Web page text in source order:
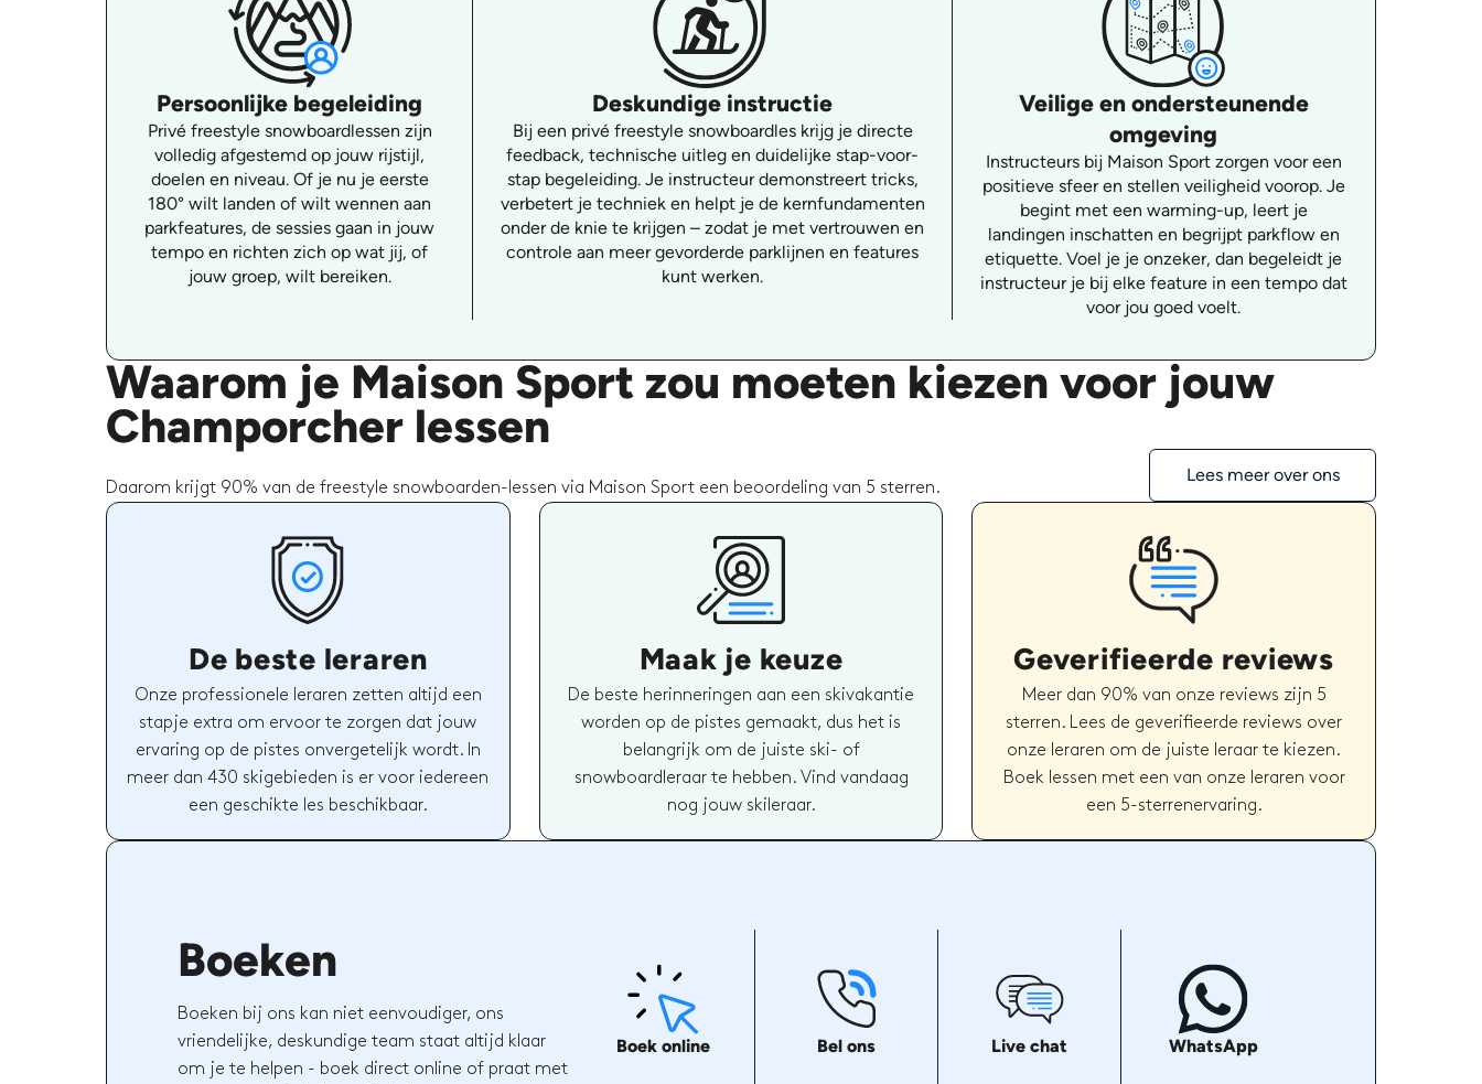
Persoonlijke begeleiding
Privé freestyle snowboardlessen zijn
volledig afgestemd op jouw rijstijl,
doelen en niveau. Of je nu je eerste
180° wilt landen of wilt wennen aan
parkfeatures, de sessies gaan in jouw
tempo en richten zich op wat jij, of
jouw groep, wilt bereiken.
Deskundige instructie
Bij een privé freestyle snowboardles krijg je directe
feedback, technische uitleg en duidelijke stap-voor-
stap begeleiding. Je instructeur demonstreert tricks,
verbetert je techniek en helpt je de kernfundamenten
onder de knie te krijgen – zodat je met vertrouwen en
controle aan meer gevorderde parklijnen en features
kunt werken.
Veilige en ondersteunende
omgeving
Instructeurs bij Maison Sport zorgen voor een
positieve sfeer en stellen veiligheid voorop. Je
begint met een warming-up, leert je
landingen inschatten en begrijpt parkflow en
etiquette. Voel je je onzeker, dan begeleidt je
instructeur je bij elke feature in een tempo dat
voor jou goed voelt.
Waarom je Maison Sport zou moeten kiezen voor jouw
Champorcher lessen
Daarom krijgt 90% van de freestyle snowboarden-lessen via Maison Sport een beoordeling van 5 sterren.
Lees meer over ons
De beste leraren
Onze professionele leraren zetten altijd een
stapje extra om ervoor te zorgen dat jouw
ervaring op de pistes onvergetelijk wordt. In
meer dan 430 skigebieden is er voor iedereen
een geschikte les beschikbaar.
Maak je keuze
De beste herinneringen aan een skivakantie
worden op de pistes gemaakt, dus het is
belangrijk om de juiste ski- of
snowboardleraar te hebben. Vind vandaag
nog jouw skileraar.
Geverifieerde reviews
Meer dan 90% van onze reviews zijn 5
sterren. Lees de geverifieerde reviews over
onze leraren om de juiste leraar te kiezen.
Boek lessen met een van onze leraren voor
een 5-sterrenervaring.
Boeken
Boeken bij ons kan niet eenvoudiger, ons
vriendelijke, deskundige team staat altijd klaar
om je te helpen - boek direct online of praat met
Boek online Bel ons Live chat WhatsApp